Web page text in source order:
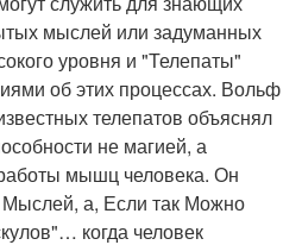
мыслей или задуманных
уровня и "Телепаты"
об этих процессах. Вольф
телепатов объяснял
не магией, а
мышц человека. Он
а, Если так Можно
когда человек